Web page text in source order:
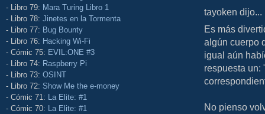
- Libro 79: Mara Turing Libro 1
- Libro 78: Jinetes en la Tormenta
- Libro 77: Bug Bounty
- Libro 76: Hacking Wi-Fi
- Cómic 75: EVIL:ONE #3
- Libro 74: Raspberry Pi
- Libro 73: OSINT
- Libro 72: Show Me the e-money
- Cómic 71: La Elite: #1
- Cómic 70: La Elite: #1
tayoken dijo...
Es más
algún cuerpo
igual aún
respuesta un:
No pienso